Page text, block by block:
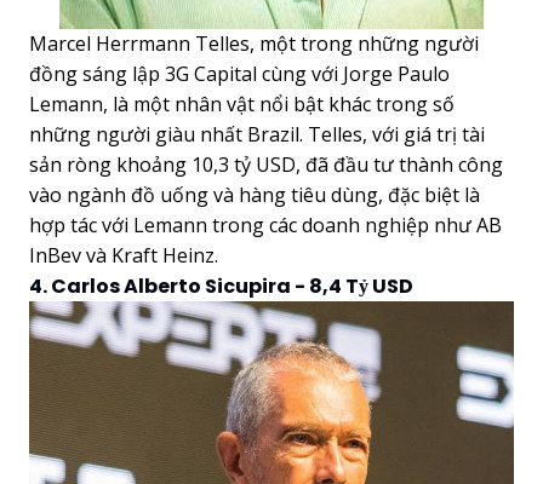
Marcel Herrmann Telles, một trong những người
đồng sáng lập 3G Capital cùng với Jorge Paulo
Lemann, là một nhân vật nổi bật khác trong số
những người giàu nhất Brazil. Telles, với giá trị tài
sản ròng khoảng 10,3 tỷ USD, đã đầu tư thành công
vào ngành đồ uống và hàng tiêu dùng, đặc biệt là
hợp tác với Lemann trong các doanh nghiệp như AB
InBev và Kraft Heinz.
4. Carlos Alberto Sicupira - 8,4 Tỷ USD